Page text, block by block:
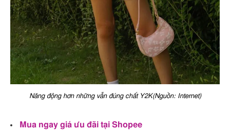
Năng động hơn những vẫn đúng chất Y2K(Nguồn: Internet)
Mua ngay giá ưu đãi tại Shopee